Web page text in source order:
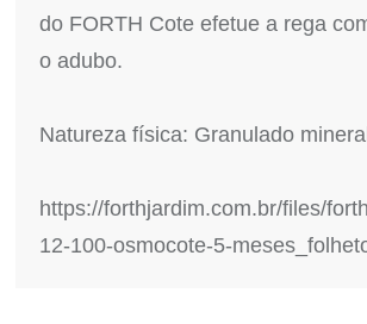
do FORTH Cote efetue a rega
o adubo.
Natureza física: Granulado
https://forthjardim.com.br/files/
12-100-osmocote-5-